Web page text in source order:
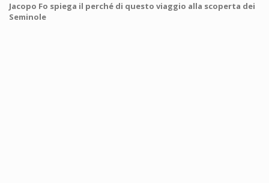
Jacopo Fo spiega il perché di questo viaggio alla scoperta dei
Seminole